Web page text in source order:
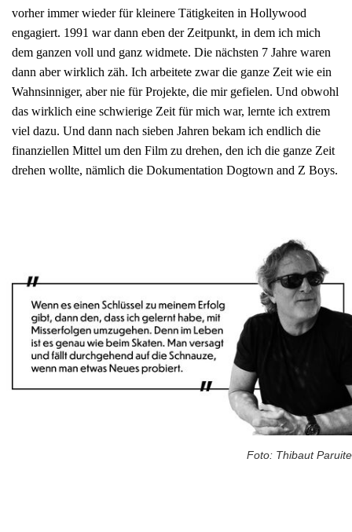
vorher immer wieder für kleinere Tätigkeiten in Hollywood
engagiert. 1991 war dann eben der Zeitpunkt, in dem ich mich
dem ganzen voll und ganz widmete. Die nächsten 7 Jahre waren
dann aber wirklich zäh. Ich arbeitete zwar die ganze Zeit wie ein
Wahnsinniger, aber nie für Projekte, die mir gefielen. Und obwohl
das wirklich eine schwierige Zeit für mich war, lernte ich extrem
viel dazu. Und dann nach sieben Jahren bekam ich endlich die
finanziellen Mittel um den Film zu drehen, den ich die ganze Zeit
drehen wollte, nämlich die Dokumentation Dogtown and Z Boys.
Foto: Thibaut Paruite